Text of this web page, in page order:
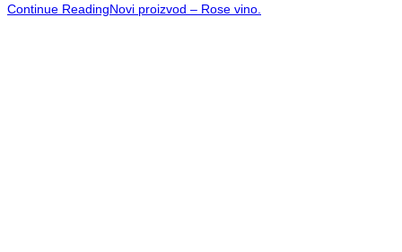
Continue ReadingNovi proizvod – Rose vino.